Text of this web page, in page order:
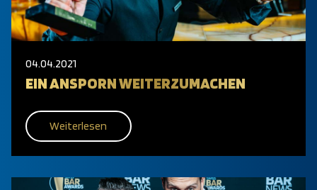
04.04.2021
EIN ANSPORN WEITERZUMACHEN
Weiterlesen